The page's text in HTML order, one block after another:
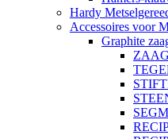
Hardy
Accessoires voor
Graphite